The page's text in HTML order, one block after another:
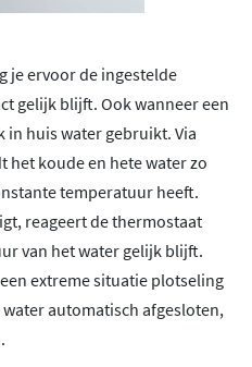
je ervoor de ingestelde
gelijk blijft. Ook wanneer een
in huis water gebruikt. Via
koude en hete water zo
temperatuur heeft.
reageert de thermostaat
van het water gelijk blijft.
extreme situatie plotseling
automatisch afgesloten,